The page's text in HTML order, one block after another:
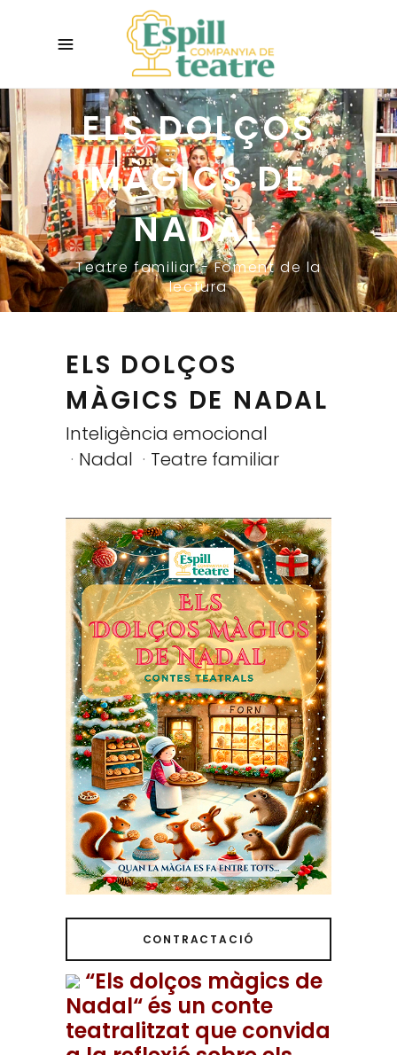
ELS DOLÇOS
MÀGICS DE
NADAL
Teatre familiar - Foment de la
lectura
ELS DOLÇOS
MÀGICS DE NADAL
Inteligència emocional
Nadal
Teatre familiar
CONTRACTACIÓ
“Els dolços màgics de
Nadal“ és un conte
teatralitzat que convida